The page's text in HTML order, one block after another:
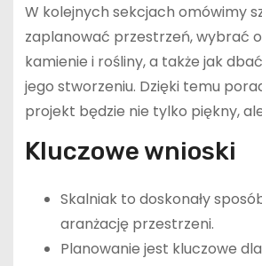
W kolejnych sekcjach omówimy
zaplanować przestrzeń, wybrać
kamienie i rośliny, a także jak
jego stworzeniu. Dzięki temu
projekt będzie nie tylko piękny,
Kluczowe wnioski
Skalniak to doskonały
aranżację przestrzeni.
Planowanie jest kluczowe